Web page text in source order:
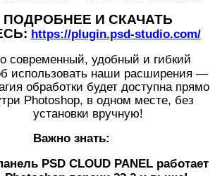
ПОДРОБНЕЕ И СКАЧАТЬ
https://plugin.psd-studio.com/
современный, удобный и гибкий
использовать наши расширения —
обработки будет доступна прямо
Photoshop, в одном месте, без
установки вручную!
Важно знать:
PSD CLOUD PANEL работает